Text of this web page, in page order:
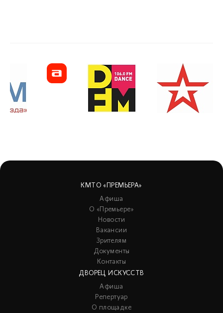
КМТО «ПРЕМЬЕРА»
Афиша
О «Премьере»
Новости
Вакансии
Зрителям
Документы
Контакты
ДВОРЕЦ ИСКУССТВ
Афиша
Репертуар
О площадке